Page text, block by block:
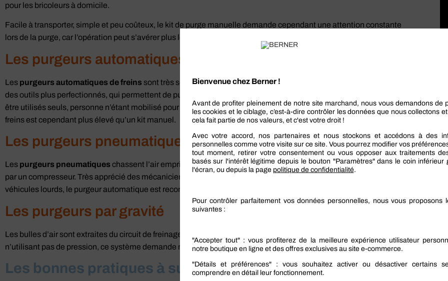
pour les bricoleurs à domicile.
Facile à transporter, simple et peu coûteux, le kit de purge manuelle demande cependant une attention constante
lors de la purge, car l’opération peut s’avérer plus longue qu’avec un purgeur automatique.
Les purgeurs automatiques de freins
Les purgeurs automatiques de freins sont très souvent utilisés par les professionnels ou les garages. Ce sont
des outils plus perfectionnés, qui permettent de purger le circuit de freinage de façon rapide et efficace. Ils peuvent
être utilisés seuls, personne n’étant mobilisé pour pomper la pédale de frein. Le prix du purgeur automatique de
freins est cependant plus élevé qu’un kit manuel.
Les purgeurs pneumatiques
Les purgeurs pneumatiques chassent l’air emprisonné dans le circuit grâce à la pression exercée sur le liquide
par un compresseur. Très apprécié des mécaniciens travaillant sur les systèmes de freinage complexes et les
véhicules lourds, le purgeur automatique est reconnu pour son efficacité et sa rapidité.
Les purgeurs par gravité
Les bulles d’air sont extraites du circuit de freinage par écoulement, sous l’effet du
n’utilisant pas de pression, ce système demande malgré tout plus de temps pour obtenir un résultat parfait.
Les bonnes pratiques à suivre pour la purge de freins